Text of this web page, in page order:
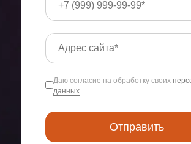
Даю согласие на обработку своих
данных